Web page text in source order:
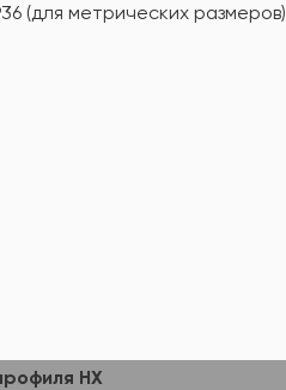
(для метрических размеров)
HX